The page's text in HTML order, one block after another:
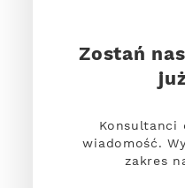
Zostań
Konsultanci
wiadomość.
zakres